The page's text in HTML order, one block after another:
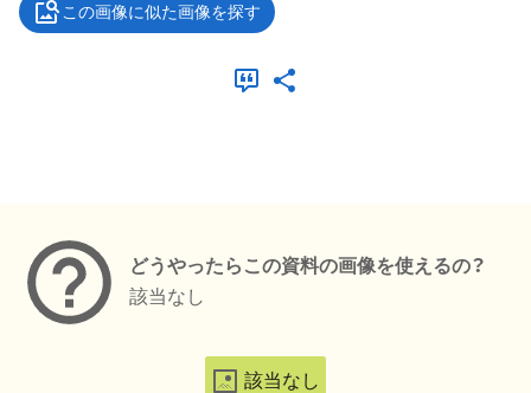
この画像に似た画像を探す
どうやったらこの資料の画像を使えるの？
該当なし
該当なし